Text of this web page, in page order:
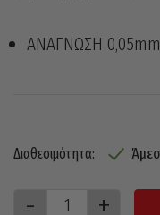
ΑΝΑΓΝΩΣΗ
Διαθεσιμότητα: